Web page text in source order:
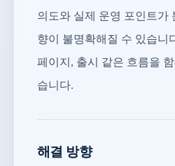
의도와 실제 운영 포인트가
향이 불명확해질 수 있습니
페이지, 출시 같은 흐름을
습니다.
해결 방향